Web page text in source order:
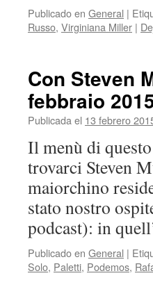
Publicado en General |
Russo, Virginiana Miller |
Con Steven
febbraio
Publicada el 13 febrero
Il menù di
trovarci Steven
maiorchino
stato nostro
podcast): in
Publicado en General |
Solo, Paletti, Podemos,